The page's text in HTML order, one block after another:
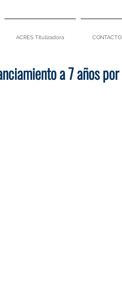
ACRES Titulizadora CONTACTO
a 7 años por